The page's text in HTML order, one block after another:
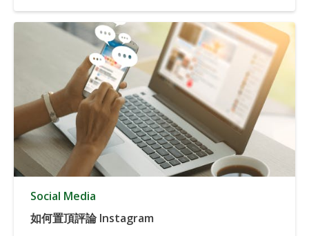
Social Media
如何置頂評論 Instagram